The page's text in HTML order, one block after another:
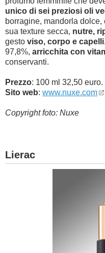
unico di sei preziosi oli
borragine, mandorla
sua texture secca, nutre,
gesto viso, corpo e capelli
97,8%, arricchita con
conservanti.
Prezzo: 100 ml 32,50 euro.
Sito web: www.nuxe.com
Copyright foto: Nuxe
Lierac